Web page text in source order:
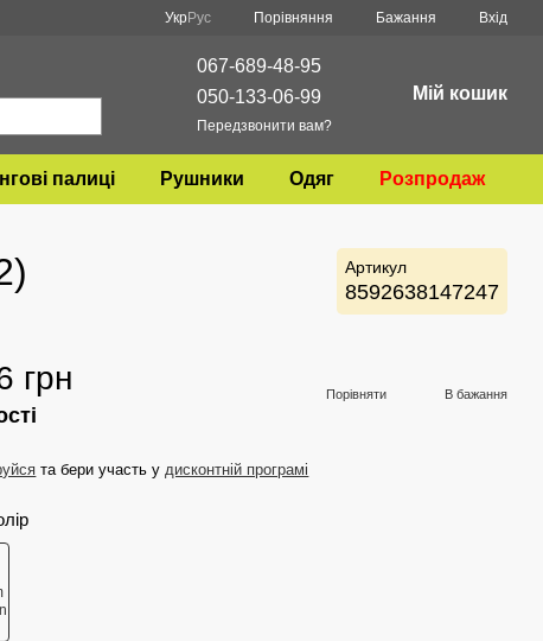
УкрРус Порівняння Бажання Вхід
067-689-48-95
050-133-06-99
Передзвонити вам?
Мій кошик
палиці Рушники Одяг Розпродаж
Артикул
8592638147247
грн Порівняти В бажання
та бери участь удисконтній програмі